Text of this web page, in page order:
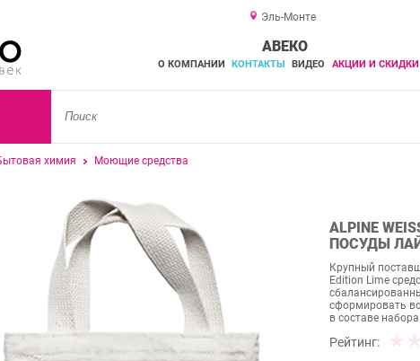
Эль-Монте
АВЕКО
О КОМПАНИИ КОНТАКТЫ ВИДЕО АКЦИИ И СКИДКИ
химия Моющие средства
ALPINE
ПОСУДЫ
Крупный
Edition Lime
сформировать
в составе
Рейтинг: